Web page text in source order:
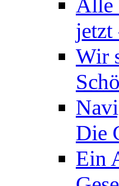
jetzt
Wir
Die
Ein